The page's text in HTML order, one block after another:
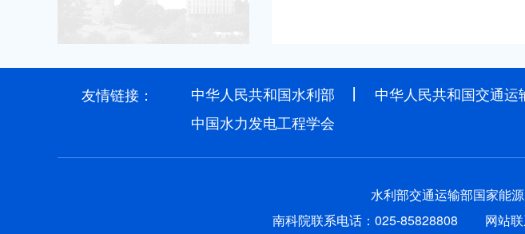
友情链接： 中华人民共和国水利部 中华人民共和国交通运
中国水力发电工程学会
水利部交通运输部国家能
南科院联系电话：025-85828808
网站